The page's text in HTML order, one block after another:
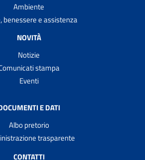
Ambiente
benessere e assistenza
NOVITÀ
Notizie
stampa
Eventi
E DATI
Albo pretorio
trasparente
CONTATTI